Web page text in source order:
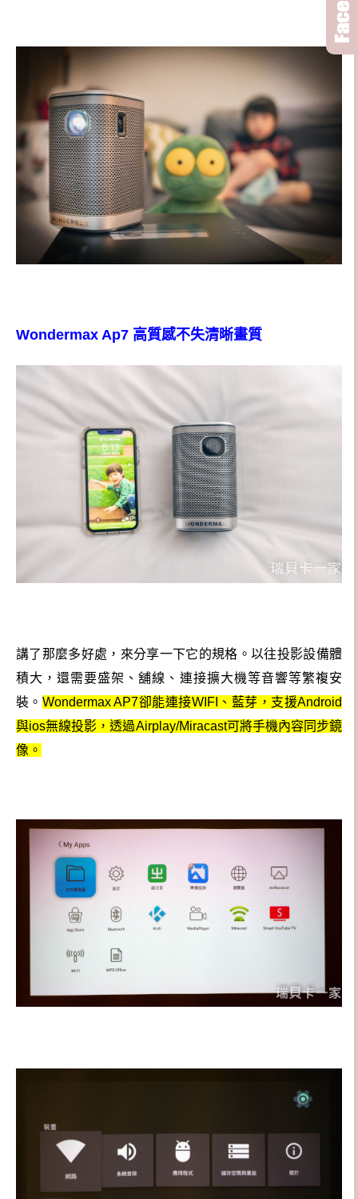
Wondermax Ap7 高質感不失清晰畫質
講了那麼多好處，來分享一下它的規格。以往投影設備體
積大，還需要盛架、舖線、連接擴大機等音響等繁複安
裝。 Wondermax AP7卻能連接WIFI、藍芽，支援Android
與ios無線投影，透過Airplay/Miracast可將手機內容同步鏡
像。